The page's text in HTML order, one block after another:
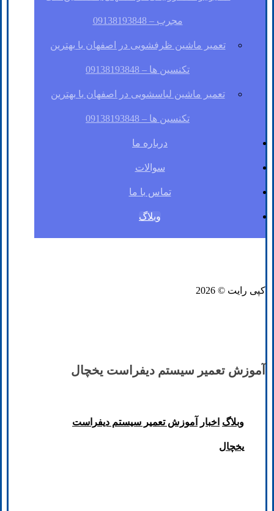
مجرب – 09138193848
تعمیر ماشین ظرفشویی در اصفهان با بهترین
تکنسین ها – 09138193848
تعمیر ماشین لباسشویی در اصفهان با بهترین
تکنسین ها – 09138193848
درباره ما
سوالات
تماس با ما
وبلاگ
کپی رایت © 2026
آموزش تعمیر سیستم دیفراست یخچال
وبلاگ اخبار آموزش تعمیر سیستم دیفراست
یخچال